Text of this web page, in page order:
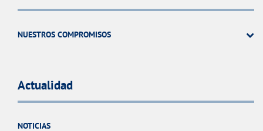
NUESTROS COMPROMISOS
Actualidad
NOTICIAS